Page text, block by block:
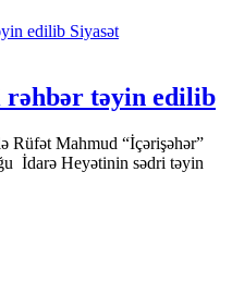
Siyasət
rəhbər təyin edilib
Rüfət Mahmud “İçərişəhər”
İdarə Heyətinin sədri təyin